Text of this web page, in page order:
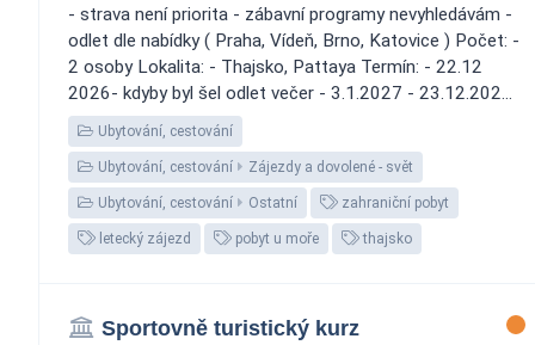
- strava není priorita - zábavní programy nevyhledávám -
odlet dle nabídky ( Praha, Vídeň, Brno, Katovice ) Počet: -
2 osoby Lokalita: - Thajsko, Pattaya Termín: - 22.12
2026- kdyby byl šel odlet večer - 3.1.2027 - 23.12.202...
Ubytování, cestování
Ubytování, cestování Zájezdy a dovolené - svět
Ubytování, cestování Ostatní zahraniční pobyt
letecký zájezd pobyt u moře thajsko
Sportovně turistický kurz